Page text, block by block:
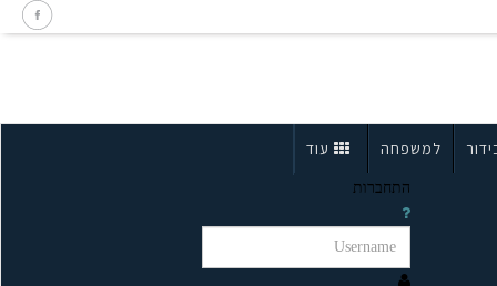
למשפחה עוד
התחברות